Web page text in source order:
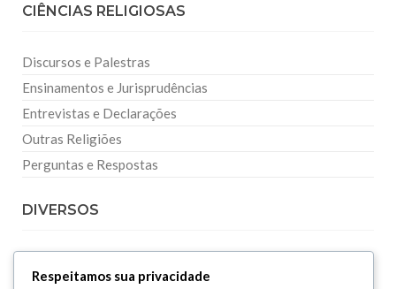
CIÊNCIAS RELIGIOSAS
Discursos e Palestras
Ensinamentos e Jurisprudências
Entrevistas e Declarações
Outras Religiões
Perguntas e Respostas
DIVERSOS
Respeitamos sua privacidade